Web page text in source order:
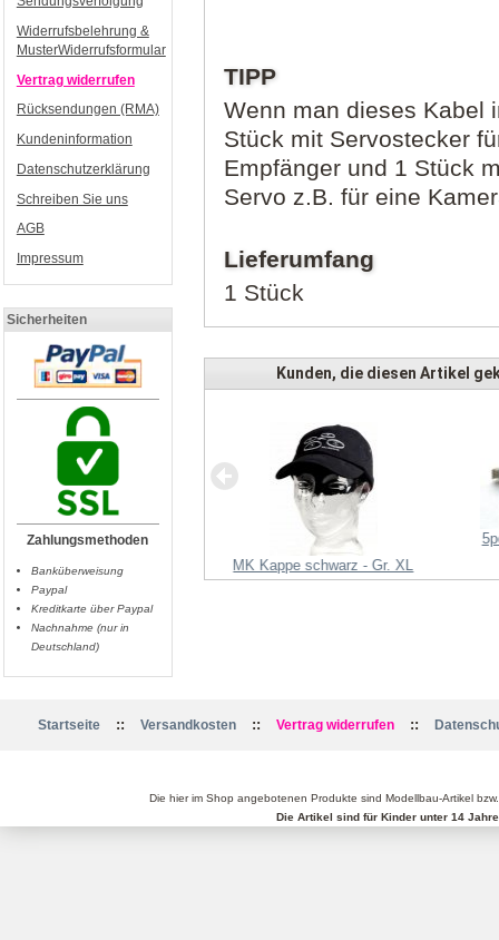
Widerrufsbelehrung &
MusterWiderrufsformular
Vertrag widerrufen
Rücksendungen (RMA)
Kundeninformation
Datenschutzerklärung
Schreiben Sie uns
AGB
Impressum
Sicherheiten
Zahlungsmethoden
Banküberweisung
Paypal
Kreditkarte über Paypal
Nachnahme (nur in
Deutschland)
TIPP
Wenn man dieses Kabel
Stück mit Servostecker
Empfänger und 1 Stück
Servo z.B. für eine
Lieferumfang
1 Stück
Kunden, die diesen Artikel
I2C-Bus Splitter
MK Kappe schwarz - Gr. XL
Startseite :: Versandkosten :: Vertrag widerrufen ::
Die hier im Shop angebotenen Produkte sind Modellbau-Artikel
Die Artikel sind für Kinder unter 14